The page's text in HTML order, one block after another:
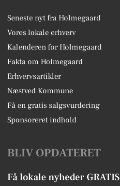
Seneste nyt fra Holmegaard
Vores lokale erhverv
Kalenderen for Holmegaard
Fakta om Holmegaard
Erhvervsartikler
Næstved Kommune
Få en gratis salgsvurdering
Sponsoreret indhold
BLIV OPDATERET
Få lokale nyheder GRATIS